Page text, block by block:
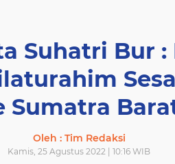
Suhatri Bur :
Sumatra
Oleh : Tim Redaksi
Kamis, 25 Agustus 2022 | 10:16 WIB